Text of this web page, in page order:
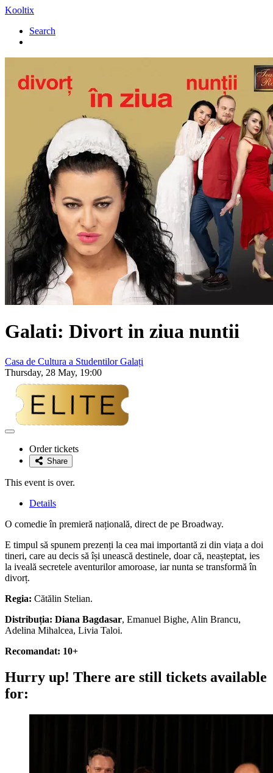
Kooltix
Search
Galati: Divort in ziua nuntii
Casa de Cultura a Studentilor Galați
Thursday, 28 May, 19:00
Adaugă
favoriteOrder tickets
Share
This event is over.
Details
O comedie în premieră națională, direct de pe Broadway.
E timpul să spunem prezenți la cea mai importantă zi din viața a doi
tineri, care au decis să își unească destinele, doar că, neașteptat, ies
la iveală secretele aventurilor amoroase, iar nunta se transformă în
divorț.
Regia: Cătălin Stelian.
Distribuția: Diana Bagdasar, Emanuel Bighe, Alin Brancu,
Adelina Mihalcea, Livia Taloi.
Recomandat: 10+
Hurry up! There are still tickets available
for: